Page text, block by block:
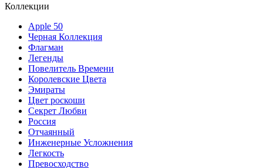
Коллекции
Apple 50
Черная Коллекция
Флагман
Легенды
Повелитель Времени
Королевские Цвета
Эмираты
Цвет роскоши
Секрет Любви
Россия
Отчаянный
Инженерные Усложнения
Легкость
Превосходство